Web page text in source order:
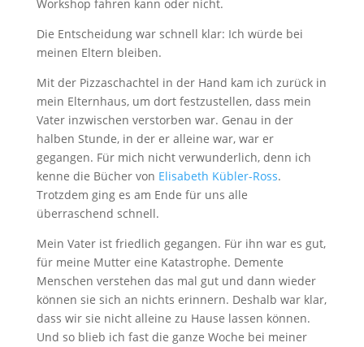
Workshop fahren kann oder nicht.
Die Entscheidung war schnell klar: Ich würde bei
meinen Eltern bleiben.
Mit der Pizzaschachtel in der Hand kam ich zurück in
mein Elternhaus, um dort festzustellen, dass mein
Vater inzwischen verstorben war. Genau in der
halben Stunde, in der er alleine war, war er
gegangen. Für mich nicht verwunderlich, denn ich
kenne die Bücher von Elisabeth Kübler-Ross.
Trotzdem ging es am Ende für uns alle
überraschend schnell.
Mein Vater ist friedlich gegangen. Für ihn war es gut,
für meine Mutter eine Katastrophe. Demente
Menschen verstehen das mal gut und dann wieder
können sie sich an nichts erinnern. Deshalb war klar,
dass wir sie nicht alleine zu Hause lassen können.
Und so blieb ich fast die ganze Woche bei meiner